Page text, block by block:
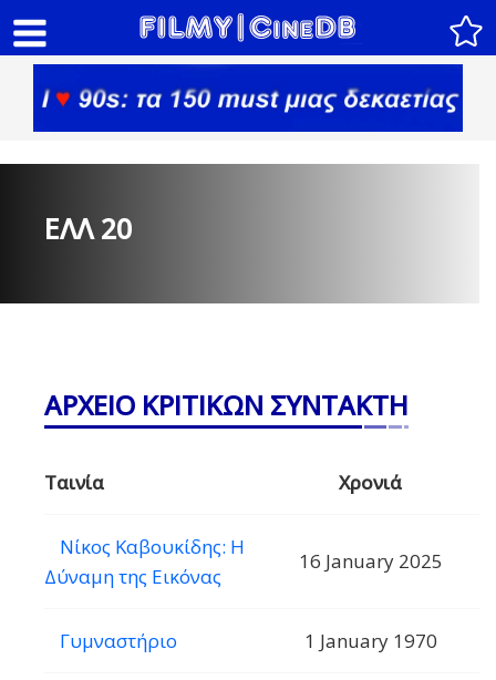
ΕΛΛ 20
ΑΡΧΕΙΟ ΚΡΙΤΙΚΩΝ ΣΥΝΤΑΚΤΗ
Ταινία Χρονιά
Νίκος Καβουκίδης: Η
Δύναμη της Εικόνας
16 January 2025
Γυμναστήριο 1 January 1970